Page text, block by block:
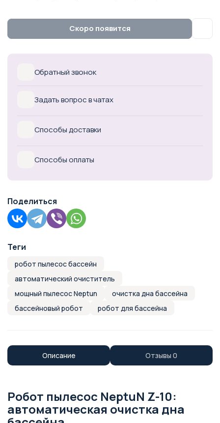
Скоро появится
Обратный звонок
Задать вопрос в чатах
Способы доставки
Способы оплаты
Поделиться
Теги
робот пылесос бассейн
автоматический очиститель
мощный пылесос Neptun
очистка дна бассейна
бассейновый робот
робот для бассейна
Описание Отзывы 0
Робот пылесос NeptuN Z-10:
автоматическая очистка дна